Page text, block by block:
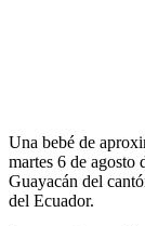
Una bebé de
martes 6 de agosto
Guayacán del
del Ecuador.